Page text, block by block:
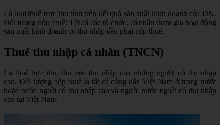
Là loại thuế trực thu tính trên kết quả sản xuất kinh doanh của DN.
Đối tượng nộp thuế: Tất cả các tổ chức, cá nhân tham gia hoạt động
sản xuất kinh doanh có thu nhập đều phải nộp thuế.
Thuế thu nhập cá nhân (TNCN)
Là thuế trực thu, thu trên thu nhập của những người có thu nhập
cao. Đối tượng nộp thuế là tất cả công dân Việt Nam ở trong nước
hoặc nước ngoài có thu nhập cao và người nước ngoài có thu nhập
cao tại Việt Nam.